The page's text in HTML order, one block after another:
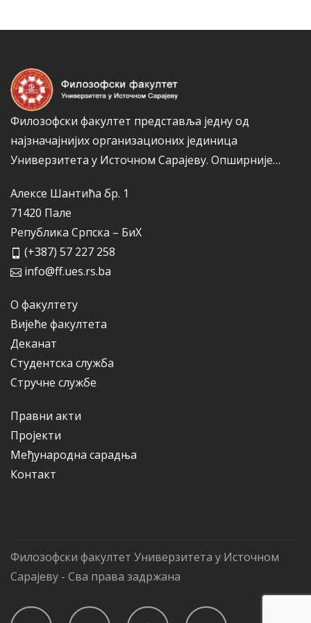
Филозофски факултет представља једну од
најзначајнијих организационих јединица
Универзитета у Источном Сарајеву. Опширније…
Алексе Шантића бр. 1
71420 Пале
Република Српска – БиХ
(+387) 57 227 258
info@ff.ues.rs.ba
О факултету
Вијеће факултета
Деканат
Студентска служба
Стручне службе
Правни акти
Пројекти
Међународна сарадња
Контакт
Филозофски факултет Универзитета у Источном
Сарајеву - Сва права задржана